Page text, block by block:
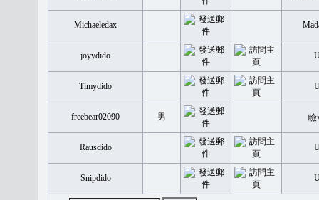
Michaeledax
joyydido
Timydido
freebear02090 男
Rausdido
Snipdido